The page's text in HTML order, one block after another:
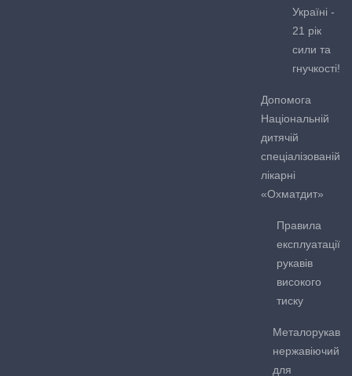
Україні -
21 рік
сили та
гнучкості!
Допомога
Національній
дитячій
спеціалізованій
лікарні
«Охматдит»
Правила
експлуатації
рукавів
високого
тиску
Металорукав
нержавіючий
для